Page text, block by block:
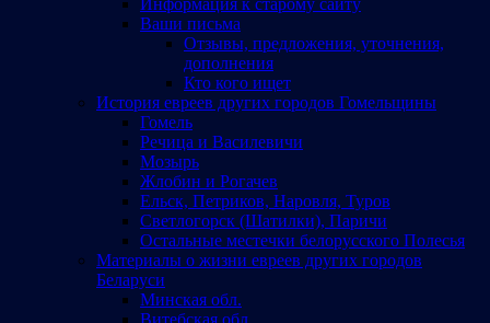
Ваши письма
Отзывы, предложения, уточнения,
дополнения
Кто кого ищет
История евреев других городов Гомельщины
Гомель
Речица и Василевичи
Мозырь
Жлобин и Рогачев
Ельск, Петриков, Наровля, Туров
Светлогорск (Шатилки), Паричи
Остальные местечки белорусского Полесья
Материалы о жизни евреев других городов
Беларуси
Минская обл.
Витебская обл.